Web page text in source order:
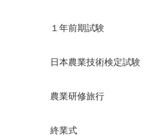
１年前期試験
日本農業技術検定試験
農業研修旅行
終業式